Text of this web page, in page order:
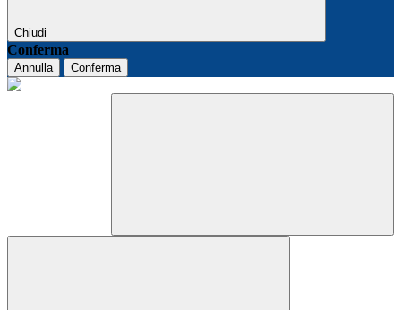
Chiudi
Conferma
Annulla Conferma